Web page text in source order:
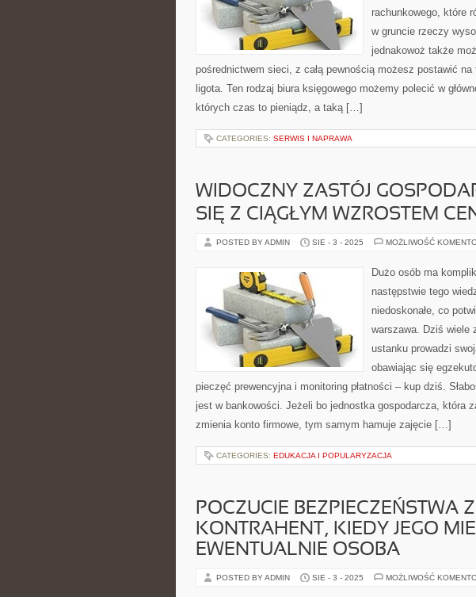
rachunkowego, które
w gruncie rzeczy
jednakowoż także
pośrednictwem sieci, z całą pewnością możesz postawić
ligota. Ten rodzaj biura księgowego możemy polecić w
których czas to pieniądz, a taką […]
CATEGORIES: SERWIS I NAPRAWA
WIDOCZNY ZASTÓJ
SIĘ Z CIĄGŁYM WZROSTEM
POSTED BY ADMIN SIE - 3 - 2025 MOŻLIWOŚĆ
Dużo osób ma
następstwie tego
niedoskonałe, co
warszawa. Dziś wiele
ustanku prowadzi
obawiając się
pieczęć prewencyjna i monitoring płatności – kup dziś.
jest w bankowości. Jeżeli bo jednostka gospodarcza, która
zmienia konto firmowe, tym samym hamuje zajęcie […]
CATEGORIES: EDUKACJA I POPULARYZACJA
POCZUCIE BEZPIECZEŃSTWA
KONTRAHENT, KIEDY JEGO
EWENTUALNIE OSOBA
POSTED BY ADMIN SIE - 3 - 2025 MOŻLIWOŚĆ